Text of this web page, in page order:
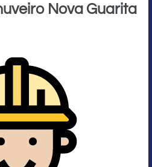
Nova Guarita